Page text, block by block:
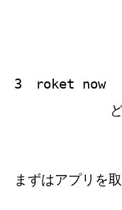
3 roket now
まずはアプリを